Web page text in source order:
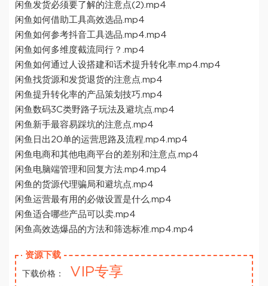
闲鱼发货必须要了解的注意点(2).mp4
闲鱼如何借助工具高效选品.mp4
闲鱼如何参考抖音工具选品.mp4.mp4
闲鱼如何多维度截流同行？.mp4
闲鱼如何通过人设搭建和话术提升转化率.mp4.mp4
闲鱼找货源和发货退货的注意点.mp4
闲鱼提升转化率的产品策划技巧.mp4
闲鱼数码3C类野路子玩法及避坑点.mp4
闲鱼新手最容易踩坑的注意点.mp4
闲鱼日出20单的运营思路及流程.mp4.mp4
闲鱼电商和其他电商平台的差别和注意点.mp4
闲鱼电脑端管理和回复方法.mp4.mp4
闲鱼的货源代理骗局和避坑点.mp4
闲鱼运营最有用的必做设置是什么.mp4
闲鱼适合哪些产品可以卖.mp4
闲鱼高效选爆品的方法和筛选标准.mp4.mp4
资源下载
下载价格： VIP专享